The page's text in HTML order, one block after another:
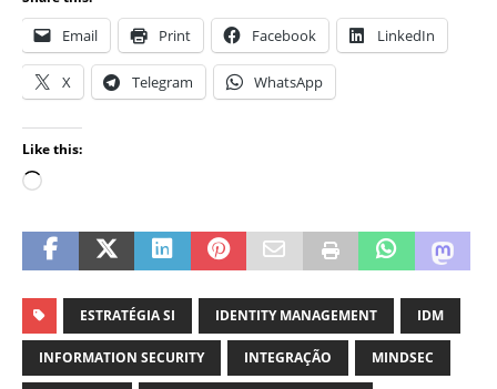
Email Print Facebook LinkedIn
X Telegram WhatsApp
Like this:
ESTRATÉGIA SI IDENTITY MANAGEMENT IDM
INFORMATION SECURITY INTEGRAÇÃO MINDSEC